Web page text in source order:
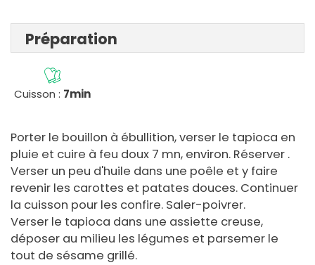
Préparation
Cuisson : 7min
Porter le bouillon à ébullition, verser le tapioca en
pluie et cuire à feu doux 7 mn, environ. Réserver .
Verser un peu d'huile dans une poêle et y faire
revenir les carottes et patates douces. Continuer
la cuisson pour les confire. Saler-poivrer.
Verser le tapioca dans une assiette creuse,
déposer au milieu les légumes et parsemer le
tout de sésame grillé.